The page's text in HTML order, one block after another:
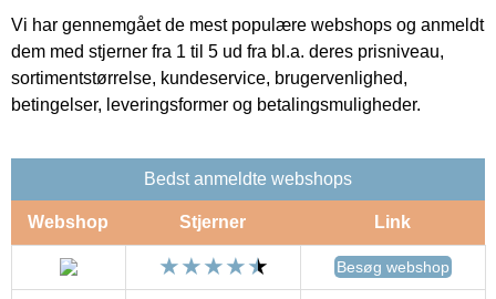
Vi har gennemgået de mest populære webshops og anmeldt
dem med stjerner fra 1 til 5 ud fra bl.a. deres prisniveau,
sortimentstørrelse, kundeservice, brugervenlighed,
betingelser, leveringsformer og betalingsmuligheder.
Bedst anmeldte webshops
Webshop Stjerner Link
Besøg webshop